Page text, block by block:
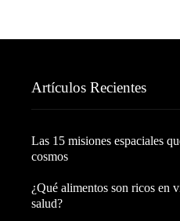
Artículos Recientes
Las 15 misiones espaciales
cosmos
¿Qué alimentos son ricos en
salud?